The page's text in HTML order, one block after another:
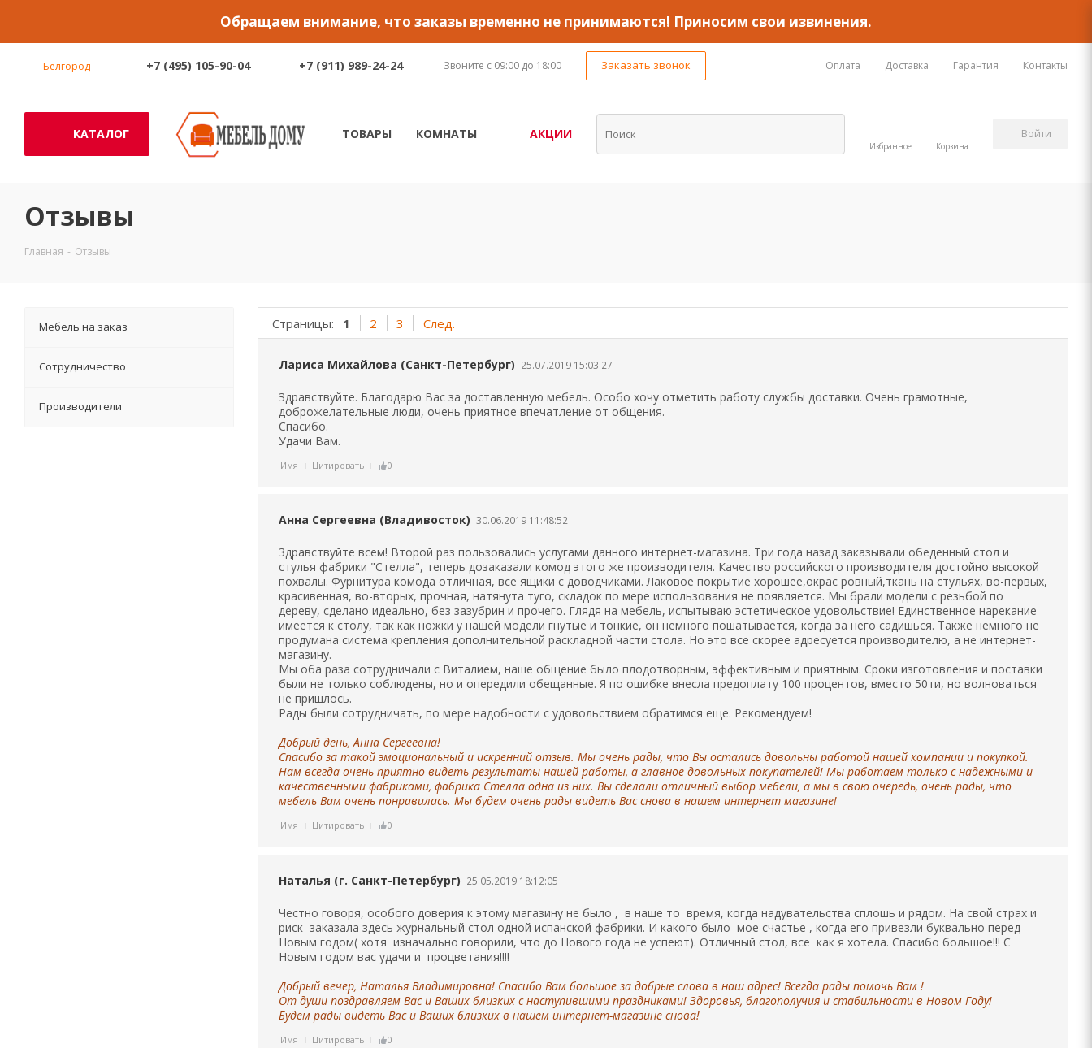
Обращаем внимание, что заказы временно не принимаются! Приносим свои извинения.
Белгород +7 (495) 105-90-04 +7 (911) 989-24-24 Звоните с 09:00 до 18:00 Заказать звонок Оплата Доставка Гарантия Контакты
КАТАЛОГ ТОВАРЫ КОМНАТЫ АКЦИИ
Избранное Корзина
Войти
Отзывы
Главная - Отзывы
Страницы: 1 2 3 След.
Лариса Михайлова (Санкт-Петербург) 25.07.2019 15:03:27
Здравствуйте. Благодарю Вас за доставленную мебель. Особо хочу отметить работу службы доставки. Очень грамотные,
доброжелательные люди, очень приятное впечатление от общения.
Спасибо.
Удачи Вам.
Имя Цитировать 0
Анна Сергеевна (Владивосток) 30.06.2019 11:48:52
Здравствуйте всем! Второй раз пользовались услугами данного интернет-магазина. Три года назад заказывали обеденный стол и
стулья фабрики "Стелла", теперь дозаказали комод этого же производителя. Качество российского производителя достойно высокой
похвалы. Фурнитура комода отличная, все ящики с доводчиками. Лаковое покрытие хорошее,окрас ровный,ткань на стульях, во-первых,
красивенная, во-вторых, прочная, натянута туго, складок по мере использования не появляется. Мы брали модели с резьбой по
дереву, сделано идеально, без зазубрин и прочего. Глядя на мебель, испытываю эстетическое удовольствие! Единственное нарекание
имеется к столу, так как ножки у нашей модели гнутые и тонкие, он немного пошатывается, когда за него садишься. Также немного не
продумана система крепления дополнительной раскладной части стола. Но это все скорее адресуется производителю, а не интернет-
магазину.
Мы оба раза сотрудничали с Виталием, наше общение было плодотворным, эффективным и приятным. Сроки изготовления и поставки
были не только соблюдены, но и опередили обещанные. Я по ошибке внесла предоплату 100 процентов, вместо 50ти, но волноваться
не пришлось.
Рады были сотрудничать, по мере надобности с удовольствием обратимся еще. Рекомендуем!
Добрый день, Анна Cергеевна!
Спасибо за такой эмоциональный и искренний отзыв. Мы очень рады, что Вы остались довольны работой нашей компании и покупкой.
Нам всегда очень приятно видеть результаты нашей работы, а главное довольных покупателей! Мы работаем только с надежными и
качественными фабриками, фабрика Стелла одна из них. Вы сделали отличный выбор мебели, а мы в свою очередь, очень рады, что
мебель Вам очень понравилась. Мы будем очень рады видеть Вас снова в нашем интернет магазине!
Имя Цитировать 0
Наталья (г. Санкт-Петербург) 25.05.2019 18:12:05
Честно говоря, особого доверия к этому магазину не было , в наше то время, когда надувательства сплошь и рядом. На свой страх и
риск заказала здесь журнальный стол одной испанской фабрики. И какого было мое счастье , когда его привезли буквально перед
Новым годом( хотя изначально говорили, что до Нового года не успеют). Отличный стол, все как я хотела. Спасибо большое!!! С
Новым годом вас удачи и процветания!!!!
Добрый вечер, Наталья Владимировна! Спасибо Вам большое за добрые слова в наш адрес! Всегда рады помочь Вам !
От души поздравляем Вас и Ваших близких с наступившими праздниками! Здоровья, благополучия и стабильности в Новом Году!
Будем рады видеть Вас и Ваших близких в нашем интернет-магазине снова!
Имя Цитировать 0
Мебель на заказ
Сотрудничество
Производители